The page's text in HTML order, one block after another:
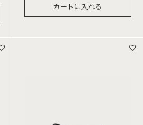
カートに入れる